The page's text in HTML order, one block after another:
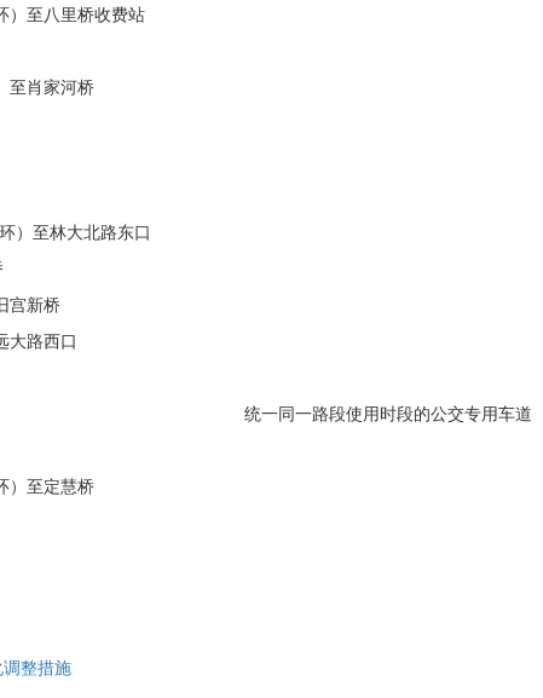
）至八里桥收费站
至肖家河桥
）至林大北路东口
宫新桥
大路西口
统一同一路段使用时段的公交专用车道
）至定慧桥
整措施